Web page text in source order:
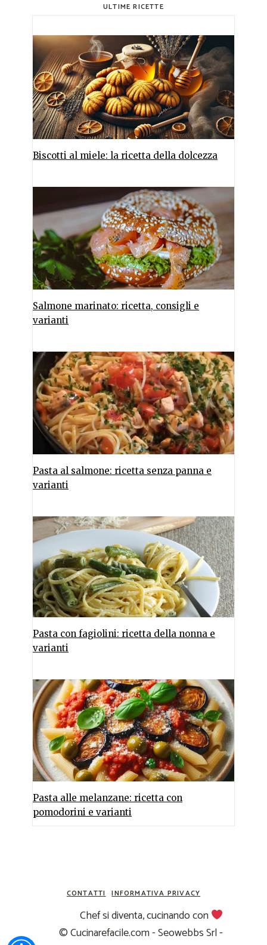
ULTIME RICETTE
Biscotti al miele: la ricetta della dolcezza
Salmone marinato: ricetta, consigli e
varianti
Pasta al salmone: ricetta senza panna e
varianti
Pasta con fagiolini: ricetta della nonna e
varianti
Pasta alle melanzane: ricetta con
pomodorini e varianti
CONTATTI INFORMATIVA PRIVACY
Chef si diventa, cucinando con
© Cucinarefacile.com - Seowebbs Srl -